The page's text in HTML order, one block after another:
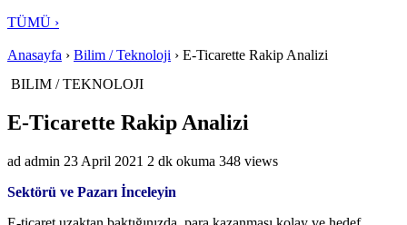
TÜMÜ ›
Anasayfa › Bilim / Teknoloji › E-Ticarette Rakip Analizi
BILIM / TEKNOLOJI
E-Ticarette Rakip Analizi
ad admin 23 April 2021 2 dk okuma 348 views
Sektörü ve Pazarı İnceleyin